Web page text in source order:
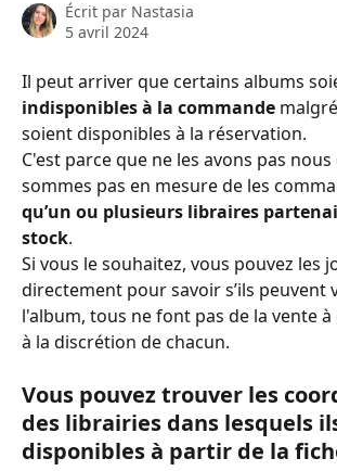
Écrit par Nastasia
5 avril 2024
Il peut arriver que certains albums
indisponibles à la commande
soient disponibles à la réservation.
C'est parce que ne les avons pas
sommes pas en mesure de les
qu’un ou plusieurs libraires
stock.
Si vous le souhaitez, vous pouvez les
directement pour savoir s’ils peuvent
l'album, tous ne font pas de la vente
à la discrétion de chacun.
Vous pouvez trouver les
des librairies dans lesquels
disponibles à partir de la